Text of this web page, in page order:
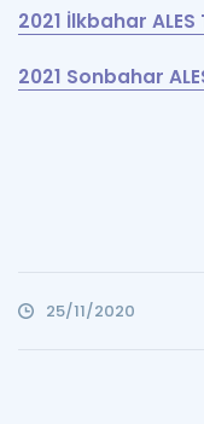
2021 İlkbahar
2021 Sonbahar
25/11/2020